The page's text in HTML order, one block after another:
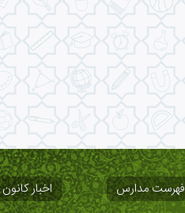
فهرست مدارس اخبار کانون